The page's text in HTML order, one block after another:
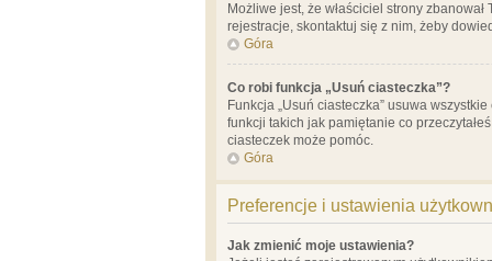
Możliwe jest, że właściciel strony
rejestracje, skontaktuj się z nim, żeby
Góra
Co robi funkcja „Usuń ciasteczka”?
Funkcja „Usuń ciasteczka” usuwa
funkcji takich jak pamiętanie co
ciasteczek może pomóc.
Góra
Preferencje i ustawienia
Jak zmienić moje ustawienia?